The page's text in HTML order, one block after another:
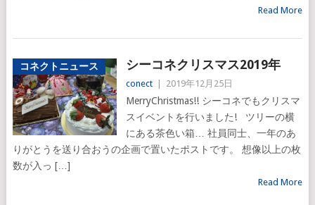
Read More
コネクトニュース シーコネクリスマス2019年
conect 2019年12月25日
MerryChristmas!! シーコネでもクリスマ
スイベントを行いました! ツリーの横
にある茶色い箱… 社員同士、一年のあ
りがとうを送り合おうの企画で置いたポストです。 想像以上の枚
数が入っ […]
Read More